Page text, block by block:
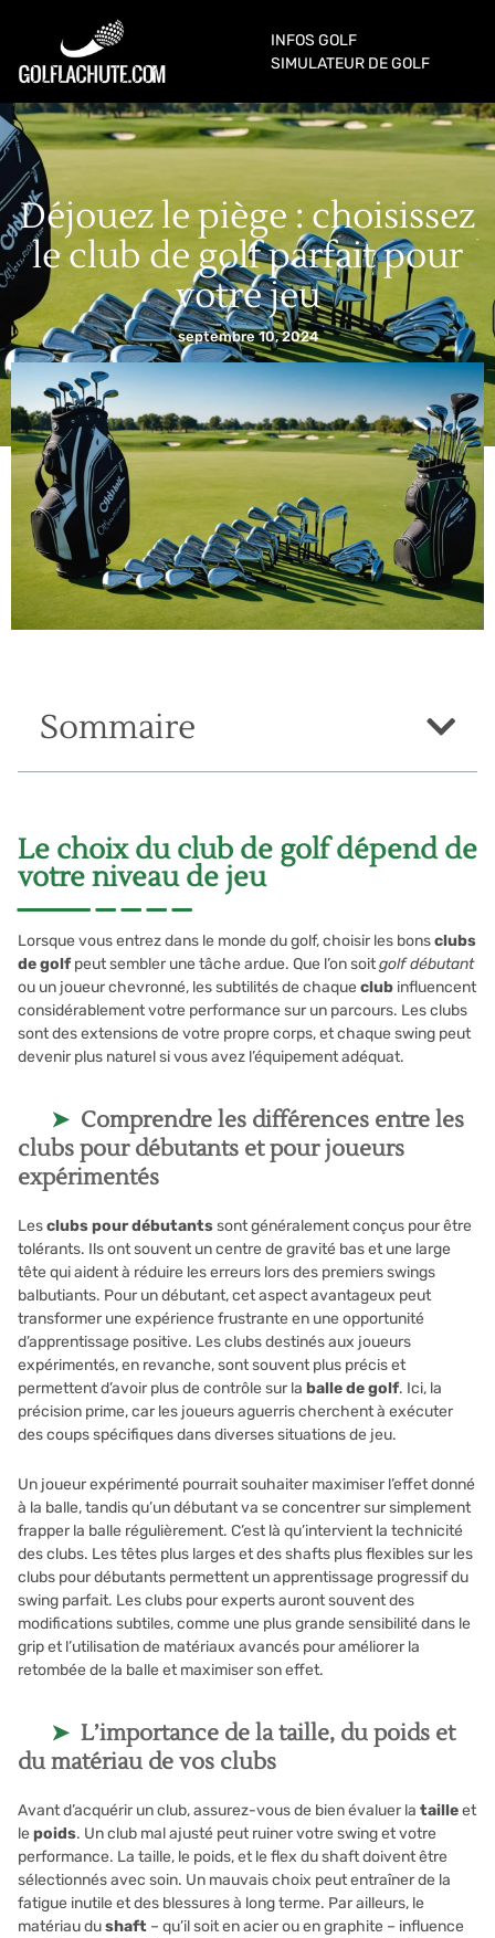
INFOS GOLF
SIMULATEUR DE GOLF
Déjouez le piège : choisissez
le club de golf parfait pour
votre jeu
septembre 10, 2024
Sommaire
Le choix du club de golf dépend de
votre niveau de jeu
Lorsque vous entrez dans le monde du golf, choisir les bonsclubs
de golfpeut sembler une tâche ardue. Que l’on soitgolf débutant
ou un joueur chevronné, les subtilités de chaqueclub influencent
considérablement votre performance sur un parcours. Les clubs
sont des extensions de votre propre corps, et chaque swing peut
devenir plus naturel si vous avez l’équipement adéquat.
Comprendre les différences entre les
clubs pour débutants et pour joueurs
expérimentés
Lesclubs pour débutantssont généralement conçus pour être
tolérants. Ils ont souvent un centre de gravité bas et une large
tête qui aident à réduire les erreurs lors des premiers swings
balbutiants. Pour un débutant, cet aspect avantageux peut
transformer une expérience frustrante en une opportunité
d’apprentissage positive. Les clubs destinés aux joueurs
expérimentés, en revanche, sont souvent plus précis et
permettent d’avoir plus de contrôle sur la balle de golf. Ici, la
précision prime, car les joueurs aguerris cherchent à exécuter
des coups spécifiques dans diverses situations de jeu.
Un joueur expérimenté pourrait souhaiter maximiser l’effet donné
à la balle, tandis qu’un débutant va se concentrer sur simplement
frapper la balle régulièrement. C’est là qu’intervient la technicité
des clubs. Les têtes plus larges et des shafts plus flexibles sur les
clubs pour débutants permettent un apprentissage progressif du
swing parfait. Les clubs pour experts auront souvent des
modifications subtiles, comme une plus grande sensibilité dans le
grip et l’utilisation de matériaux avancés pour améliorer la
retombée de la balle et maximiser son effet.
L’importance de la taille, du poids et
du matériau de vos clubs
Avant d’acquérir un club, assurez-vous de bien évaluer la tailleet
lepoids. Un club mal ajusté peut ruiner votre swing et votre
performance. La taille, le poids, et le flex du shaft doivent être
sélectionnés avec soin. Un mauvais choix peut entraîner de la
fatigue inutile et des blessures à long terme. Par ailleurs, le
matériau dushaft – qu’il soit en acier ou en graphite – influence